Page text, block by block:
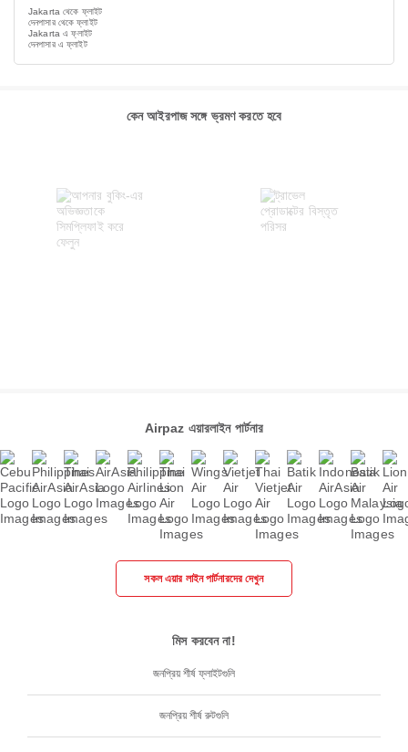
Jakarta থেকে ফ্লাইট
দেনপাসার থেকে ফ্লাইট
Jakarta এ ফ্লাইট
দেনপাসার এ ফ্লাইট
কেন আইরপাজ সঙ্গে ভ্রমণ করতে হবে
Airpaz এয়ারলাইন পার্টনার
সকল এয়ার লাইন পার্টনারদের দেখুন
মিস করবেন না!
জনপ্রিয় শীর্ষ ফ্লাইটগুলি
জনপ্রিয় শীর্ষ রুটগুলি